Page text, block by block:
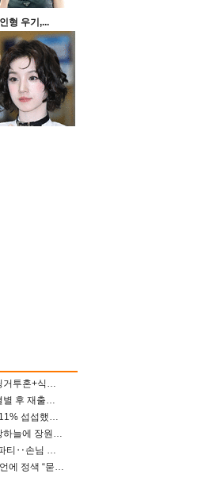
형 우기,...
차예련, ‘김부장’ 주상욱 링거투혼+식스팩 비화 “옷 벗는데 아저씨는 안 된다고”(차장금)
‘나솔사계’ 국화, 경수와 결별 후 재출연…첫인상 3표 몰표
‘김부장’이 문제가 아냐‥11% 섭섭했던 ‘재벌X형사2’ 돈·빽 총동원해 컴백 [TV보고서]
원작이 뭐길래‥정해인 강하늘에 장원영까지 참여한 이 영화
이찬원, 황윤성 4등 축하 파티‥손님 모으려 블랙핑크 지수와 친한 척(편스토랑)[어제TV]
장윤정, 김경욱 ‘T팬티’ 발언에 정색 “묻지 않았는데, 그것도 성희롱”(장공장)